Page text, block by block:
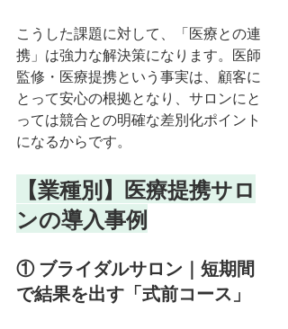
こうした課題に対して、「医療との連
携」は強力な解決策になります。医師
監修・医療提携という事実は、顧客に
とって安心の根拠となり、サロンにと
っては競合との明確な差別化ポイント
になるからです。
【業種別】医療提携サロ
ンの導入事例
① ブライダルサロン｜短期間
で結果を出す「式前コース」